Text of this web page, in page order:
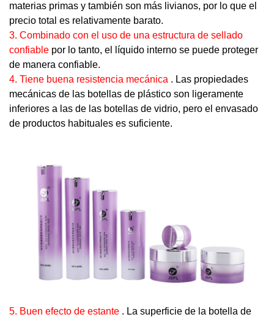
materias primas y también son más livianos, por lo que el
precio total es relativamente barato.
3. Combinado con el uso de una estructura de sellado
confiable por lo tanto, el líquido interno se puede proteger
de manera confiable.
4. Tiene buena resistencia mecánica . Las propiedades
mecánicas de las botellas de plástico son ligeramente
inferiores a las de las botellas de vidrio, pero el envasado
de productos habituales es suficiente.
5. Buen efecto de estante . La superficie de la botella de